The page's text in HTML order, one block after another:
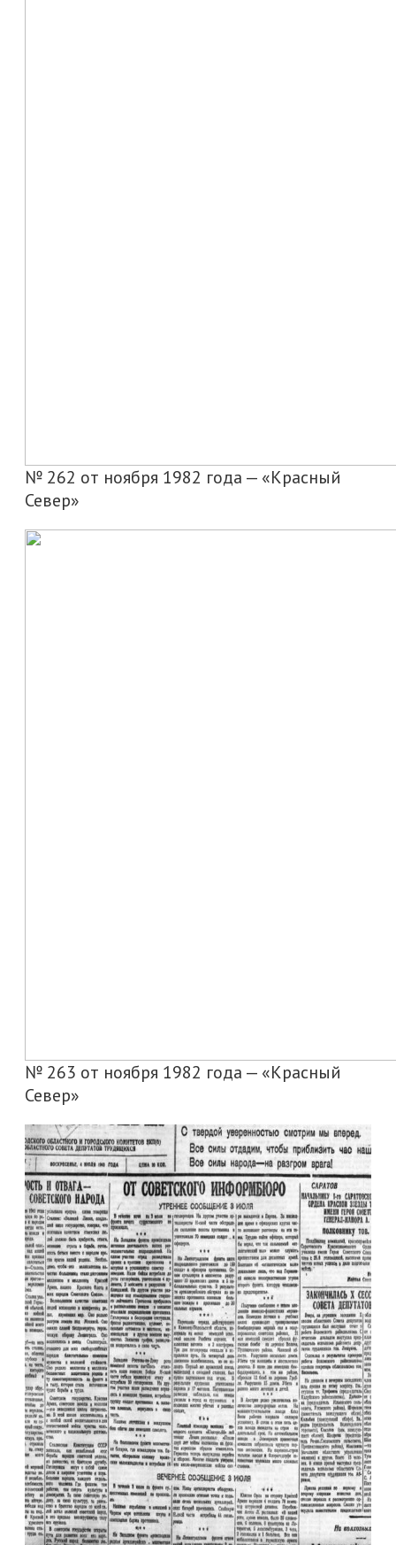
№ 262 от ноября 1982 года — «Красный
Север»
№ 263 от ноября 1982 года — «Красный
Север»